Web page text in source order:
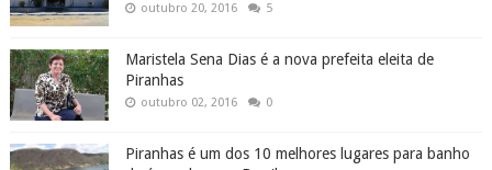
outubro 20, 2016 5
Maristela Sena Dias é a nova prefeita eleita de
Piranhas
outubro 02, 2016 0
Piranhas é um dos 10 melhores lugares para banho